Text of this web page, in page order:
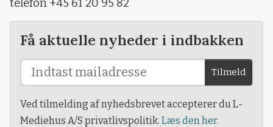
telefon +45 61 20 95 82
Få aktuelle nyheder i indbakken
Tilmeld
Ved tilmelding af nyhedsbrevet accepterer du L-
Mediehus A/S privatlivspolitik. Læs den her.